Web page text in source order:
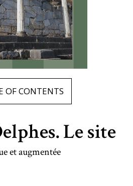
OF CONTENTS
Le site
et augmentée